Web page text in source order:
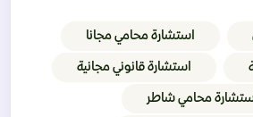
استشارة محامي مجانا
استشارة قانوني مجانية
محامي شاطر